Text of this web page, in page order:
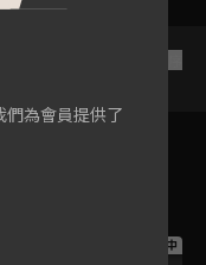
跟播中
為會員提供了